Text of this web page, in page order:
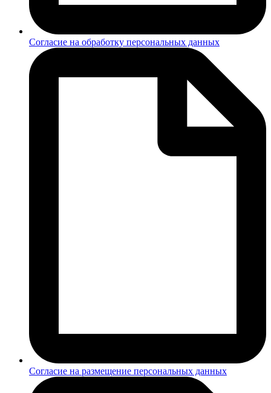
Согласие на обработку персональных данных
Согласие на размещение персональных данных